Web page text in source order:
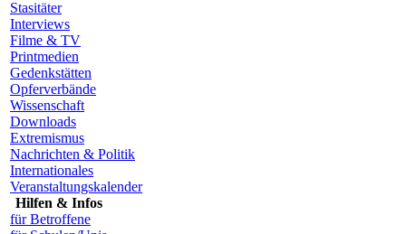
Stasitäter
Interviews
Filme & TV
Printmedien
Gedenkstätten
Opferverbände
Wissenschaft
Downloads
Extremismus
Nachrichten & Politik
Internationales
Veranstaltungskalender
Hilfen & Infos
für Betroffene